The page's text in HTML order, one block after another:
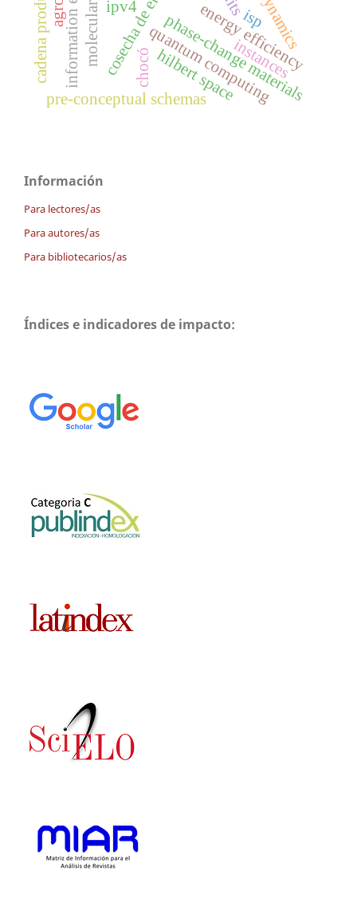
ipv4 energy efficiency
phase-change materials
quantum computing
hilbert space
pre-conceptual schemas
instances
isp
chocó
Información
Para lectores/as
Para autores/as
Para bibliotecarios/as
Índices e indicadores de impacto: